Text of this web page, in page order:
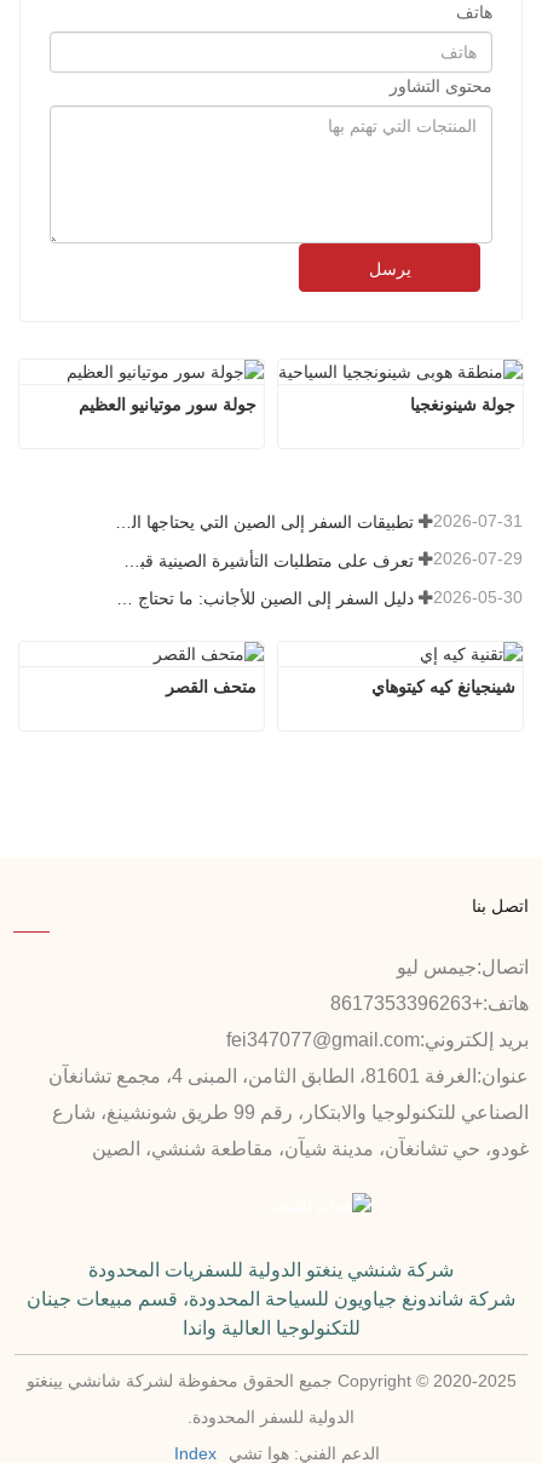
هاتف
محتوى التشاور
يرسل
جولة سور موتيانيو العظيم جولة شينونغجيا
تطبيقات السفر إلى الصين التي يحتاجها الزوار الأجانب حقًا في عام 2026 2026-07-31
2026-07-29
2026-05-30
متحف القصر شينجيانغ كيه كيتوهاي
اتصل بنا
اتصال:جيمس ليو
هاتف:+8617353396263
بريد إلكتروني:fei347077@gmail.com
عنوان:
الغرفة 81601، الطابق الثامن، المبنى 4، مجمع تشانغآن
الصناعي للتكنولوجيا والابتكار، رقم 99 طريق شونشينغ، شارع
غودو، حي تشانغآن، مدينة شيآن، مقاطعة شنشي، الصين
شركة شنشي ينغتو الدولية للسفريات المحدودة
شركة شاندونغ جياويون للسياحة المحدودة، قسم مبيعات جينان
للتكنولوجيا العالية واندا
Copyright © 2020-2025 جميع الحقوق محفوظة لشركة شانشي يينغتو
الدولية للسفر المحدودة.
الدعم الفني: هوا تشي
Index